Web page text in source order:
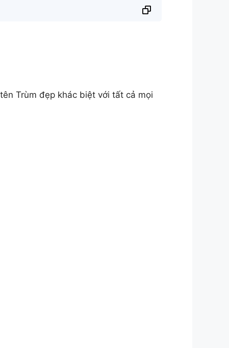
Trùm đẹp khác biệt với tất cả mọi